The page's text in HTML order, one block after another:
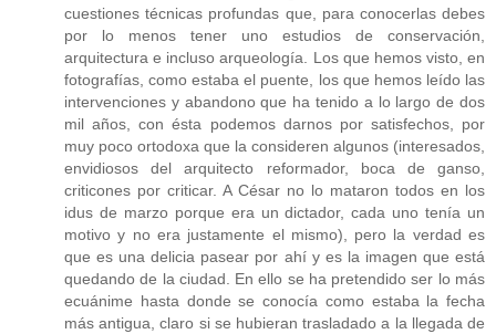
cuestiones técnicas profundas que, para conocerlas debes
por lo menos tener uno estudios de conservación,
arquitectura e incluso arqueología. Los que hemos visto, en
fotografías, como estaba el puente, los que hemos leído las
intervenciones y abandono que ha tenido a lo largo de dos
mil años, con ésta podemos darnos por satisfechos, por
muy poco ortodoxa que la consideren algunos (interesados,
envidiosos del arquitecto reformador, boca de ganso,
criticones por criticar. A César no lo mataron todos en los
idus de marzo porque era un dictador, cada uno tenía un
motivo y no era justamente el mismo), pero la verdad es
que es una delicia pasear por ahí y es la imagen que está
quedando de la ciudad. En ello se ha pretendido ser lo más
ecuánime hasta donde se conocía como estaba la fecha
más antigua, claro si se hubieran trasladado a la llegada de